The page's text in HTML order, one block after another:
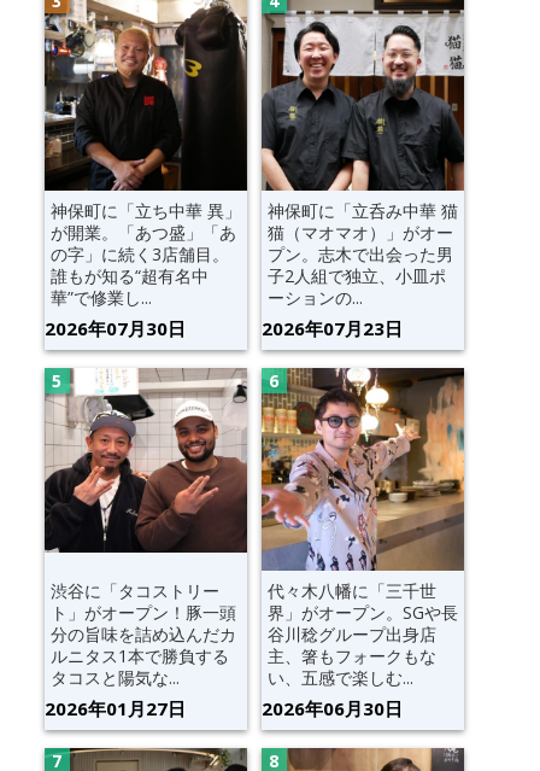
神保町に「立ち中華 異」
が開業。「あつ盛」「あ
の字」に続く3店舗目。
誰もが知る“超有名中
華”で修業し...
2026年07月30日
神保町に「立呑み中華 猫
猫（マオマオ）」がオー
プン。志木で出会った男
子2人組で独立、小皿ポ
ーションの...
2026年07月23日
渋谷に「タコストリー
ト」がオープン！豚一頭
分の旨味を詰め込んだカ
ルニタス1本で勝負する
タコスと陽気な...
2026年01月27日
代々木八幡に「三千世
界」がオープン。SGや長
谷川稔グループ出身店
主、箸もフォークもな
い、五感で楽しむ...
2026年06月30日